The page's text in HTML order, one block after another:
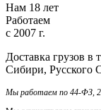
Нам 18 лет
Работаем
с 2007 г.
Доставка грузов в
Сибири, Русского
Мы работаем по 44-ФЗ,